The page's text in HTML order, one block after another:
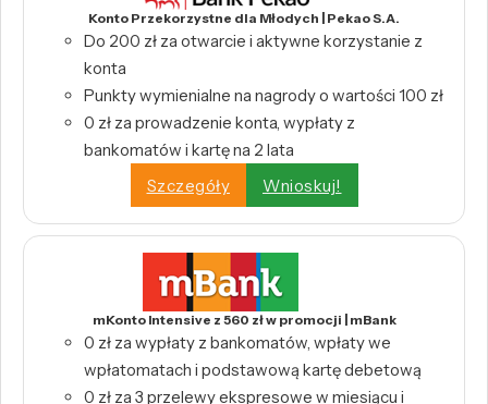
Konto Przekorzystne dla Młodych | Pekao S.A.
Do 200 zł za otwarcie i aktywne korzystanie z
konta
Punkty wymienialne na nagrody o wartości 100 zł
0 zł za prowadzenie konta, wypłaty z
bankomatów i kartę na 2 lata
Szczegóły
Wnioskuj!
mKonto Intensive z 560 zł w promocji | mBank
0 zł za wypłaty z bankomatów, wpłaty we
wpłatomatach i podstawową kartę debetową
0 zł za 3 przelewy ekspresowe w miesiącu i